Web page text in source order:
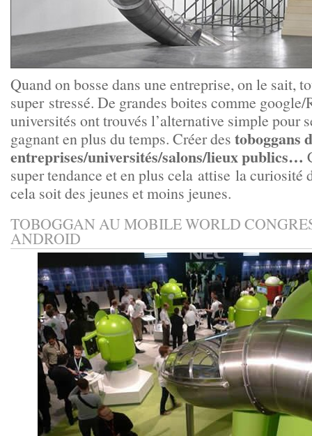
Quand on bosse dans une entreprise, on le sait,
super stressé. De grandes boites comme
universités ont trouvés l’alternative simple pour
gagnant en plus du temps. Créer des toboggans
entreprises/universités/salons/lieux publics…
super tendance et en plus cela attise la curiosité
cela soit des jeunes et moins jeunes.
TOBOGGAN AU MOBILE WORLD
ANDROID